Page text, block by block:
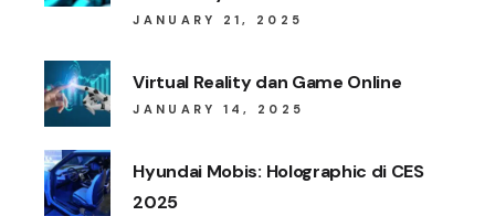
JANUARY 21, 2025
Virtual Reality dan Game Online
JANUARY 14, 2025
Hyundai Mobis: Holographic di CES
2025